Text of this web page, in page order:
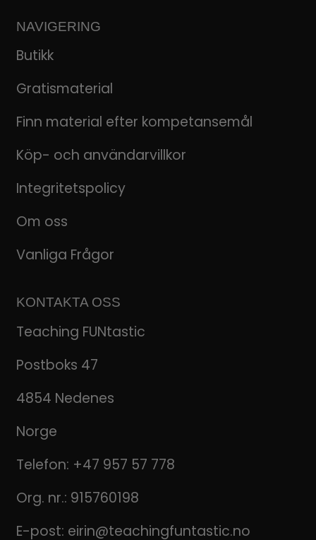
NAVIGERING
Butikk
Gratismaterial
Finn material efter kompetansemål
Köp- och användarvillkor
Integritetspolicy
Om oss
Vanliga Frågor
KONTAKTA OSS
Teaching FUNtastic
Postboks 47
4854 Nedenes
Norge
Telefon: +47 957 57 778
Org. nr.: 915760198
E-post: eirin@teachingfuntastic.no